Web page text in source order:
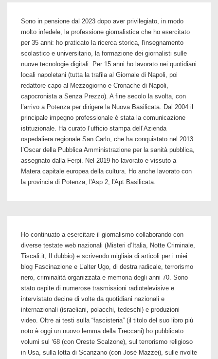
Sono in pensione dal 2023 dopo aver privilegiato, in modo
molto infedele, la professione giornalistica che ho esercitato
per 35 anni: ho praticato la ricerca storica, l'insegnamento
scolastico e universitario, la formazione dei giornalisti sulle
nuove tecnologie digitali. Per 15 anni ho lavorato nei quotidiani
locali napoletani (tutta la trafila al Giornale di Napoli, poi
redattore capo al Mezzogiorno e Cronache di Napoli,
capocronista a Senza Prezzo). A fine secolo la svolta, con
l’arrivo a Potenza per dirigere la Nuova Basilicata. Dal 2004 il
principale impegno professionale è stata la comunicazione
istituzionale. Ha curato l’ufficio stampa dell’Azienda
ospedaliera regionale San Carlo, che ha conquistato nel 2013
l’Oscar della Pubblica Amministrazione per la sanità pubblica,
assegnato dalla Ferpi. Nel 2019 ho lavorato e vissuto a
Matera capitale europea della cultura. Ho anche lavorato con
la provincia di Potenza, l'Asp 2, l'Apt Basilicata.
Ho continuato a esercitare il giornalismo collaborando con
diverse testate web nazionali (Misteri d’Italia, Notte Criminale,
Tiscali.it, Il dubbio) e scrivendo migliaia di articoli per i miei
blog Fascinazione e L’alter Ugo, di destra radicale, terrorismo
nero, criminalità organizzata e memoria degli anni 70. Sono
stato ospite di numerose trasmissioni radiotelevisive e
intervistato decine di volte da quotidiani nazionali e
internazionali (israeliani, polacchi, tedeschi) e produzioni
video. Oltre ai testi sulla “fascisteria” (il titolo del suo libro più
noto è oggi un nuovo lemma della Treccani) ho pubblicato
volumi sul ‘68 (con Oreste Scalzone), sul terrorismo religioso
in Usa, sulla lotta di Scanzano (con José Mazzei), sulle rivolte